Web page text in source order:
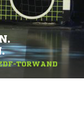
TORWAND